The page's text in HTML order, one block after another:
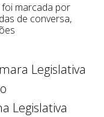
foi marcada por
de conversa,
Legislativa
Legislativa